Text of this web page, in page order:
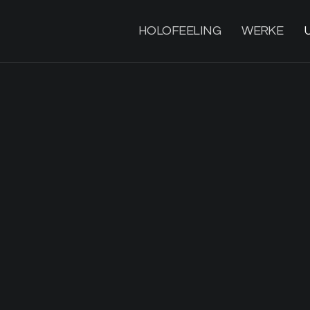
HOLOFEELING WERKE